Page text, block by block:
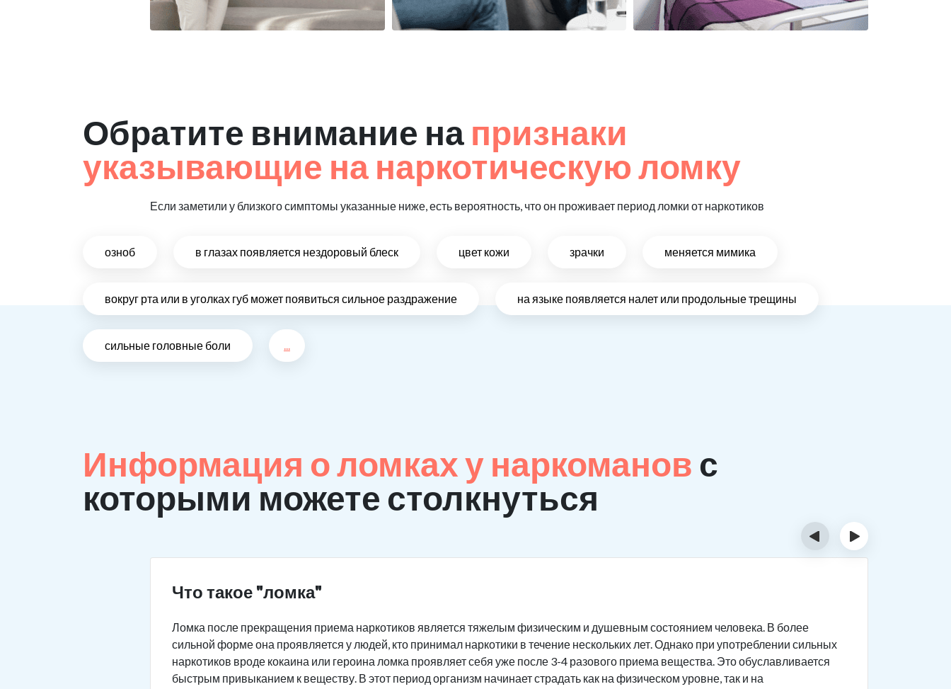
Обратите внимание на признаки
указывающие на наркотическую ломку
Если заметили у близкого симптомы указанные ниже, есть вероятность, что он проживает период ломки от наркотиков
озноб в глазах появляется нездоровый блеск цвет кожи зрачки меняется мимика
вокруг рта или в уголках губ может появиться сильное раздражение на языке появляется налет или продольные трещины
сильные головные боли ...
Информация о ломках у наркоманов с
которыми можете столкнуться
Что такое "ломка"
Ломка после прекращения приема наркотиков является тяжелым физическим и душевным состоянием человека. В более
сильной форме она проявляется у людей, кто принимал наркотики в течение нескольких лет. Однако при употреблении сильных
наркотиков вроде кокаина или героина ломка проявляет себя уже после 3-4 разового приема вещества. Это обуславливается
быстрым привыканием к веществу. В этот период организм начинает страдать как на физическом уровне, так и на
‹ ›